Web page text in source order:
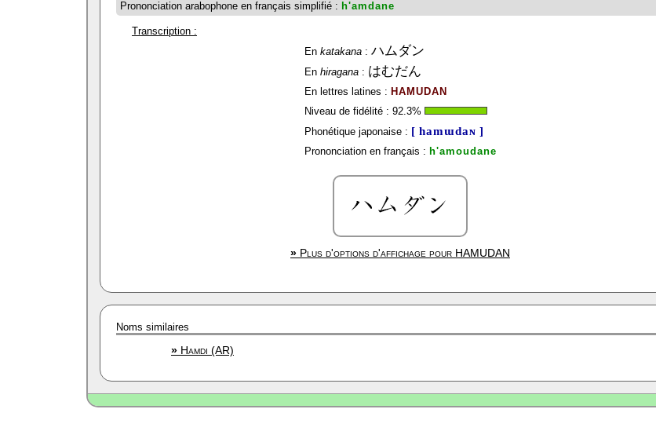
Prononciation arabophone en français simplifié : h'amdane
Transcription :
En katakana: ハムダン
En hiragana: はむだん
En lettres latines : HAMUDAN
Niveau de fidélité : 92.3%
Phonétique japonaise : [ hamɯdaɴ ]
Prononciation en français : h'amoudane
» Plus d'options d'affichage pour HAMUDAN
Noms similaires
» Hamdi (AR)